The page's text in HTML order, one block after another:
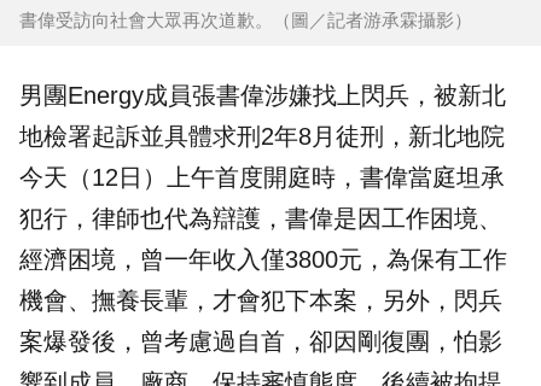
書偉受訪向社會大眾再次道歉。（圖／記者游承霖攝影）
男團Energy成員張書偉涉嫌找上閃兵，被新北
地檢署起訴並具體求刑2年8月徒刑，新北地院
今天（12日）上午首度開庭時，書偉當庭坦承
犯行，律師也代為辯護，書偉是因工作困境、
經濟困境，曾一年收入僅3800元，為保有工作
機會、撫養長輩，才會犯下本案，另外，閃兵
案爆發後，曾考慮過自首，卻因剛復團，怕影